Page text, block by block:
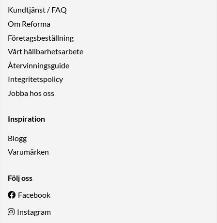
Kundtjänst / FAQ
Om Reforma
Företagsbeställning
Vårt hållbarhetsarbete
Återvinningsguide
Integritetspolicy
Jobba hos oss
Inspiration
Blogg
Varumärken
Följ oss
Facebook
Instagram